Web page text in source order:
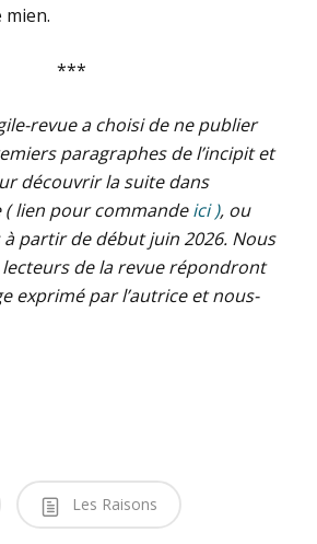
mien.
***
revue a choisi de ne publier
paragraphes de l’incipit et
découvrir la suite dans
( lien pour commandeici ), ou
partir de début juin 2026. Nous
de la revue répondront
exprimé par l’autrice et nous-
Les Raisons